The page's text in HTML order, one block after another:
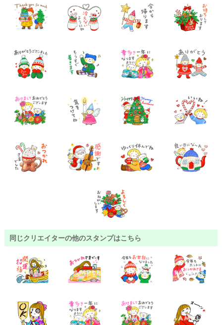
同じクリエイターの他のスタンプはこちら